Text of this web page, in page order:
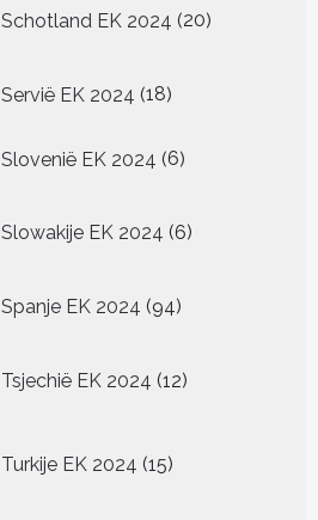
Schotland EK 2024 20
producten
Servië EK 2024 1818
Slovenië EK 2024 66
Slowakije EK 2024 6
producten
Spanje EK 2024 9494
Tsjechië EK 2024 12
producten
Turkije EK 2024 15
producten